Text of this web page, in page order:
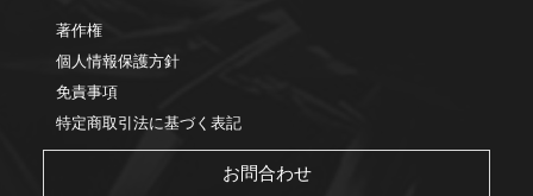
著作権
個人情報保護方針
免責事項
特定商取引法に基づく表記
お問合わせ